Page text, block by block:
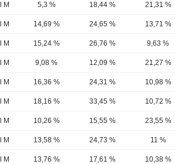
M 5,3 % 18,44 % 21,31 %
M 14,69 % 24,65 % 13,71 %
M 15,24 % 26,76 % 9,63 %
M 9,08 % 12,09 % 21,27 %
M 16,36 % 24,31 % 10,98 %
M 18,16 % 33,45 % 10,72 %
M 10,26 % 15,55 % 23,55 %
M 13,58 % 24,73 % 11 %
M 13,76 % 17,61 % 10,38 %